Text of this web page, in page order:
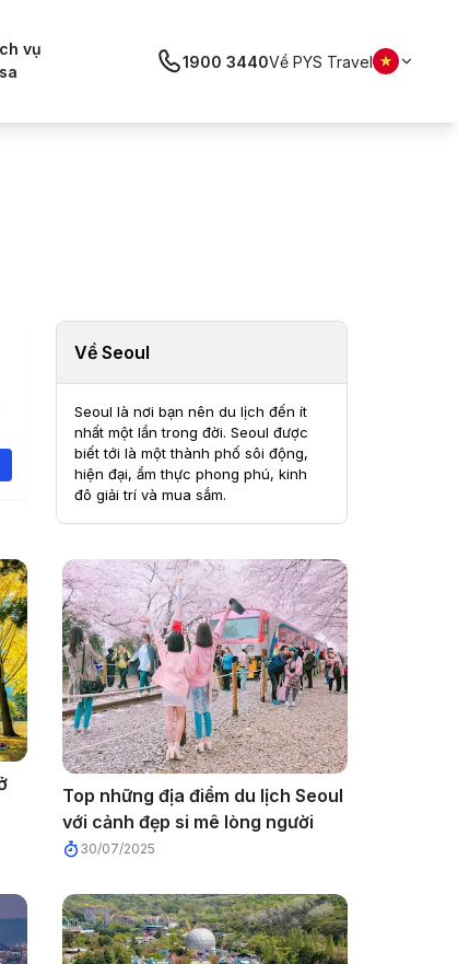
vụ
1900 3440Về PYS Travel
Về Seoul
Seoul là nơi bạn nên du lịch đến ít
nhất một lần trong đời. Seoul được
biết tới là một thành phố sôi động,
hiện đại, ẩm thực phong phú, kinh
đô giải trí và mua sắm.
Top những địa điểm du lịch Seoul
với cảnh đẹp si mê lòng người
30/07/2025